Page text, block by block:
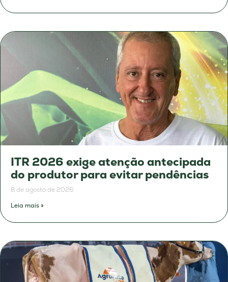
ITR 2026 exige atenção antecipada
do produtor para evitar pendências
8 de agosto de 2026
Leia mais »